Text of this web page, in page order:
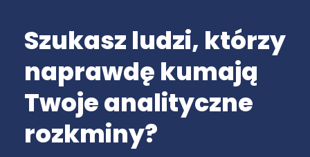
Szukasz ludzi, którzy
naprawdę kumają
Twoje analityczne
rozkminy?